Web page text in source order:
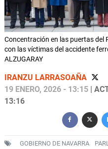
Concentración en las puertas del
con las víctimas del accidente
ALZUGARAY
IRANZU LARRASOAÑA
19 ENERO, 2026 - 13:15 |
13:16
GOBIERNO DE NAVARRA